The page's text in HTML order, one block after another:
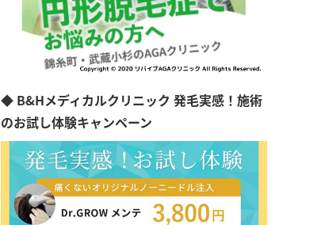
◆ B&Hメディカルクリニック 発毛実感！施術
のお試し体験キャンペーン